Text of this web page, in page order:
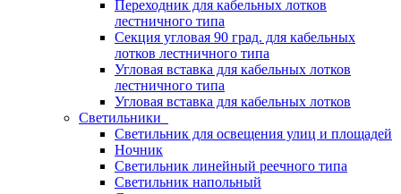
Переходник для кабельных лотков
лестничного типа
Секция угловая 90 град. для кабельных
лотков лестничного типа
Угловая вставка для кабельных лотков
лестничного типа
Угловая вставка для кабельных лотков
Светильники
Светильник для освещения улиц и площадей
Ночник
Светильник линейный реечного типа
Светильник напольный